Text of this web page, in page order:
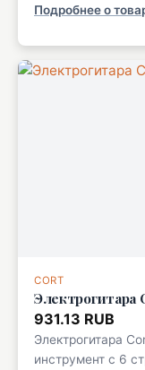
Подробнее о
CORT
Электрогитара
931.13 RUB
Электрогитара
инструмент с 6